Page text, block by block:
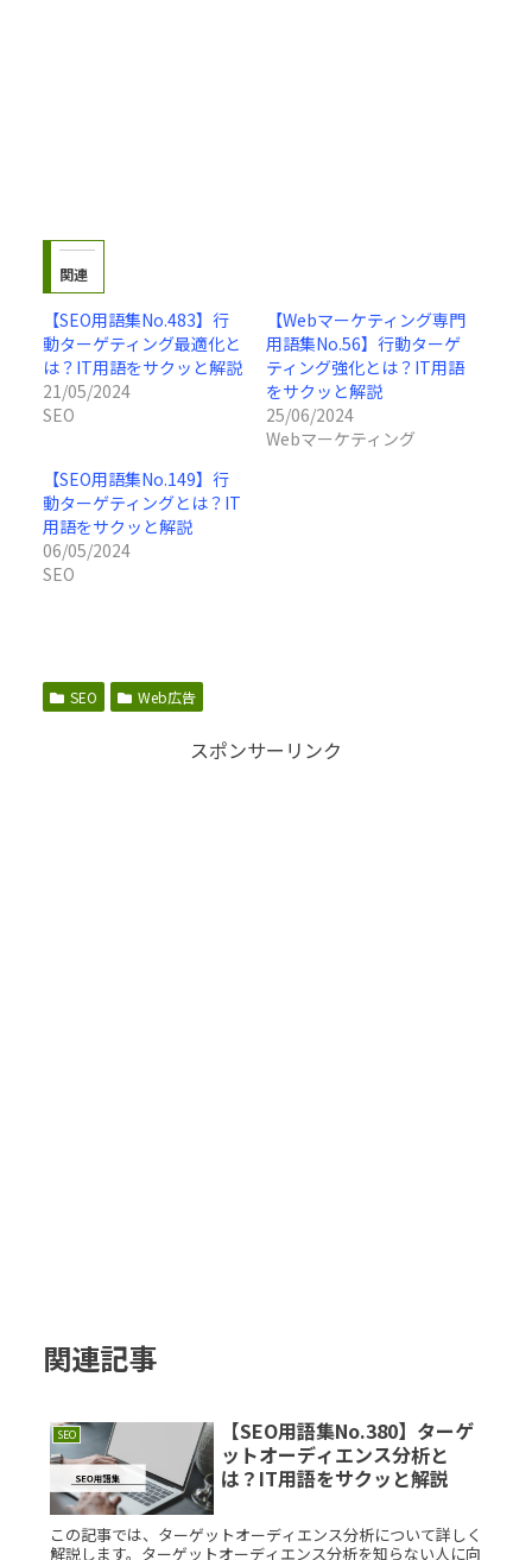
関連
【SEO用語集No.483】行
動ターゲティング最適化と
は？IT用語をサクッと解説
21/05/2024
SEO
【Webマーケティング専門
用語集No.56】行動ターゲ
ティング強化とは？IT用語
をサクッと解説
25/06/2024
Webマーケティング
【SEO用語集No.149】行
動ターゲティングとは？IT
用語をサクッと解説
06/05/2024
SEO
SEO Web広告
スポンサーリンク
関連記事
SEO
【SEO用語集No.380】ターゲ
ットオーディエンス分析と
は？IT用語をサクッと解説
この記事では、ターゲットオーディエンス分析について詳しく
解説します。ターゲットオーディエンス分析を知らない人に向